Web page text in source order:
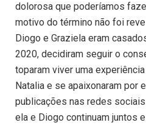
dolorosa que poderíamos
motivo do término não foi
Diogo e Graziela eram
2020, decidiram seguir o
toparam viver uma
Natalia e se apaixonaram por
publicações nas redes
ela e Diogo continuam juntos